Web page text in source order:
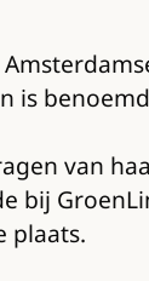
is
van
bij
plaats.